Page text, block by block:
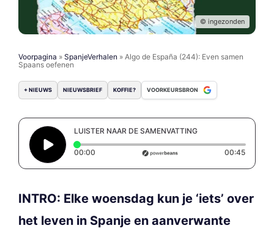
© ingezonden
Voorpagina » SpanjeVerhalen » Algo de España (244): Even samen
Spaans oefenen
+ NIEUWS NIEUWSBRIEF KOFFIE? VOORKEURSBRON
LUISTER NAAR DE SAMENVATTING
00:00 Elapsed time: 0 seconds 00:45
INTRO: Elke woensdag kun je ‘iets’ over
het leven in Spanje en aanverwante